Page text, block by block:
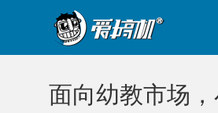
面向幼教市场